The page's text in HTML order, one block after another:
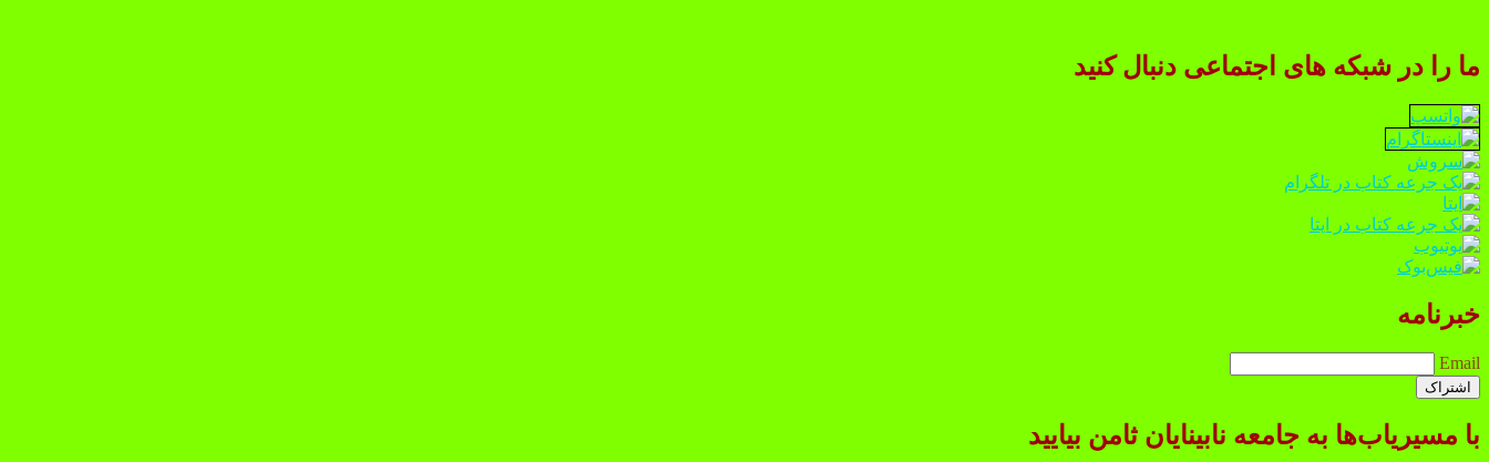
ما را در شبکه های اجتماعی دنبال کنید
خبرنامه
Email
با مسیریاب‌ها به جامعه نابینایان ثامن بیایید